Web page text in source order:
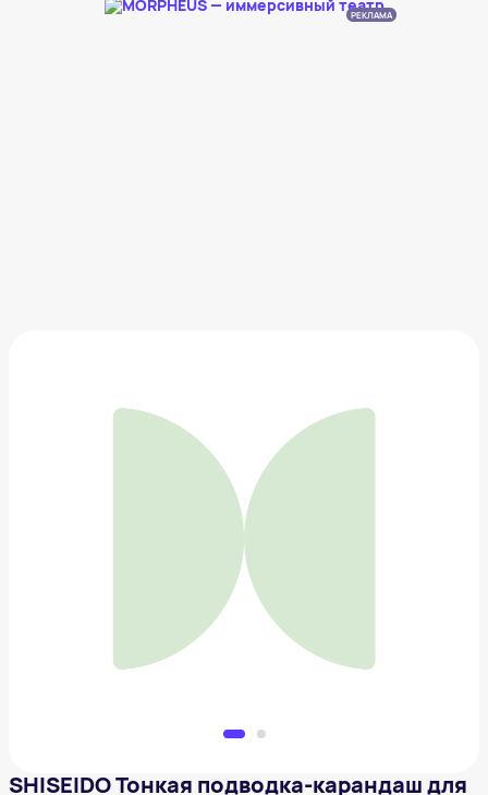
РЕКЛАМА
SHISEIDO Тонкая подводка-карандаш для глаз
1 689 ₽
Добавить в вишлист
SHISEIDO Тонкая подводка-карандаш для